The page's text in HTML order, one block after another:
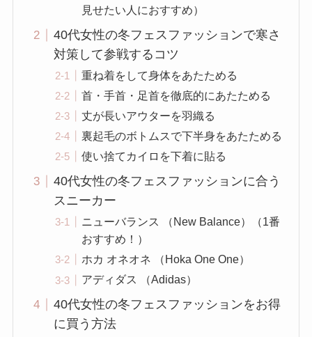
見せたい人におすすめ）
40代女性の冬フェスファッションで寒さ
対策して参戦するコツ
重ね着をして身体をあたためる
首・手首・足首を徹底的にあたためる
丈が長いアウターを羽織る
裏起毛のボトムスで下半身をあたためる
使い捨てカイロを下着に貼る
40代女性の冬フェスファッションに合う
スニーカー
ニューバランス （New Balance）（1番
おすすめ！）
ホカ オネオネ （Hoka One One）
アディダス （Adidas）
40代女性の冬フェスファッションをお得
に買う方法